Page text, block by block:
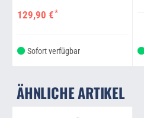
129,90 €*
Sofort verfügbar
ÄHNLICHE ARTIKEL